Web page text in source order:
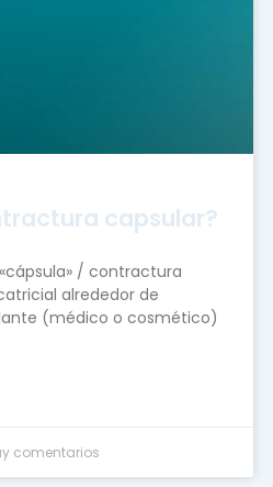
capsular?
/ contractura
alrededor de
(médico o cosmético)
comentarios